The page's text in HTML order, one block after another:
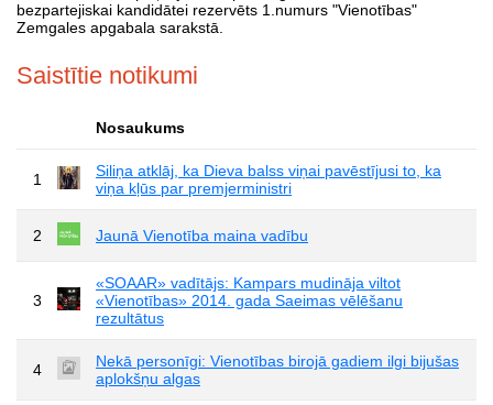
bezpartejiskai kandidātei rezervēts 1.numurs "Vienotības"
Zemgales apgabala sarakstā.
Saistītie notikumi
Nosaukums
1
Siliņa atklāj, ka Dieva balss viņai pavēstījusi to, ka
viņa kļūs par premjerministri
2 Jaunā Vienotība maina vadību
3
«SOAAR» vadītājs: Kampars mudināja viltot
«Vienotības» 2014. gada Saeimas vēlēšanu
rezultātus
4
Nekā personīgi: Vienotības birojā gadiem ilgi bijušas
aplokšņu algas